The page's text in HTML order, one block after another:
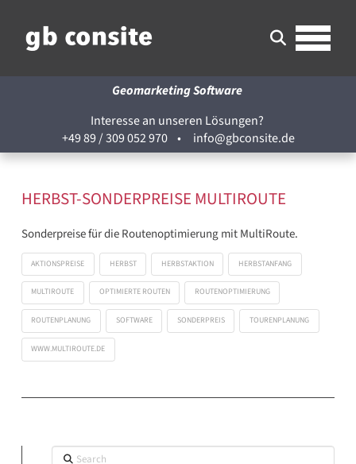
Geomarketing Software
Interesse an unseren Lösungen?
+49 89 / 309 052 970• info@gbconsite.de
HERBST-SONDERPREISE MULTIROUTE
Sonderpreise für die Routenoptimierung mit MultiRoute.
AKTIONSPREISE HERBST HERBSTAKTION HERBSTANFANG
MULTIROUTE OPTIMIERTE ROUTEN ROUTENOPTIMIERUNG
ROUTENPLANUNG SOFTWARE SONDERPREIS TOURENPLANUNG
WWW.MULTIROUTE.DE
Search